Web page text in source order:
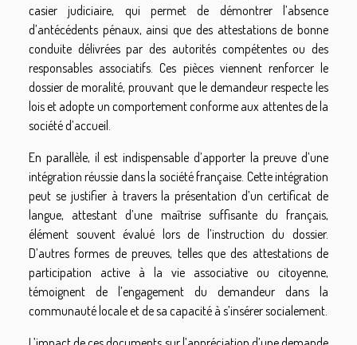
casier judiciaire, qui permet de démontrer l’absence
d’antécédents pénaux, ainsi que des attestations de bonne
conduite délivrées par des autorités compétentes ou des
responsables associatifs. Ces pièces viennent renforcer le
dossier de moralité, prouvant que le demandeur respecte les
lois et adopte un comportement conforme aux attentes de la
société d’accueil.
En parallèle, il est indispensable d’apporter la preuve d’une
intégration réussie dans la société française. Cette intégration
peut se justifier à travers la présentation d’un certificat de
langue, attestant d’une maîtrise suffisante du français,
élément souvent évalué lors de l’instruction du dossier.
D’autres formes de preuves, telles que des attestations de
participation active à la vie associative ou citoyenne,
témoignent de l’engagement du demandeur dans la
communauté locale et de sa capacité à s’insérer socialement.